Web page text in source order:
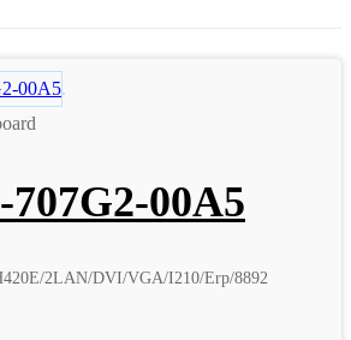
00A5
2LAN/DVI/VGA/I210/Erp/8892